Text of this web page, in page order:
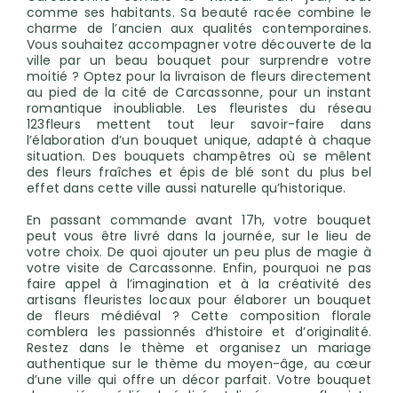
comme ses habitants. Sa beauté racée combine le
charme de l’ancien aux qualités contemporaines.
Vous souhaitez accompagner votre découverte de la
ville par un beau bouquet pour surprendre votre
moitié ? Optez pour la livraison de fleurs directement
au pied de la cité de Carcassonne, pour un instant
romantique inoubliable. Les fleuristes du réseau
123fleurs mettent tout leur savoir-faire dans
l’élaboration d’un bouquet unique, adapté à chaque
situation. Des bouquets champêtres où se mêlent
des fleurs fraîches et épis de blé sont du plus bel
effet dans cette ville aussi naturelle qu’historique.
En passant commande avant 17h, votre bouquet
peut vous être livré dans la journée, sur le lieu de
votre choix. De quoi ajouter un peu plus de magie à
votre visite de Carcassonne. Enfin, pourquoi ne pas
faire appel à l’imagination et à la créativité des
artisans fleuristes locaux pour élaborer un bouquet
de fleurs médiéval ? Cette composition florale
comblera les passionnés d’histoire et d’originalité.
Restez dans le thème et organisez un mariage
authentique sur le thème du moyen-âge, au cœur
d’une ville qui offre un décor parfait. Votre bouquet